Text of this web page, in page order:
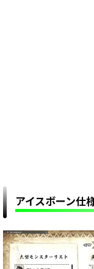
アイスボーン仕